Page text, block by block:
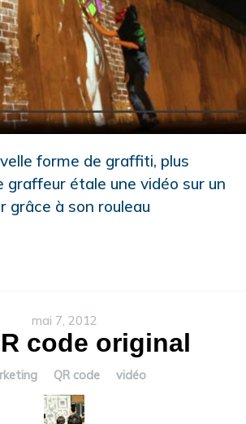
forme de graffiti, plus
graffeur étale une vidéo sur un
grâce à son rouleau
mai 7, 2012
code original
QR code vidéo